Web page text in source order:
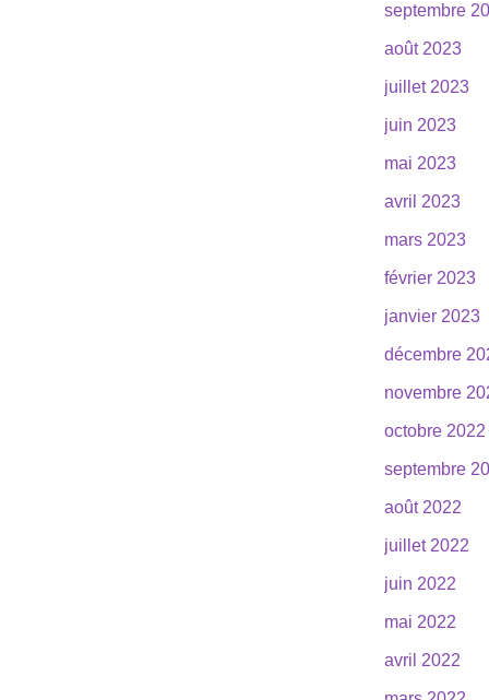
septembre
août 2023
juillet 2023
juin 2023
mai 2023
avril 2023
mars 2023
février 2023
janvier 2023
décembre
novembre
octobre 2022
septembre
août 2022
juillet 2022
juin 2022
mai 2022
avril 2022